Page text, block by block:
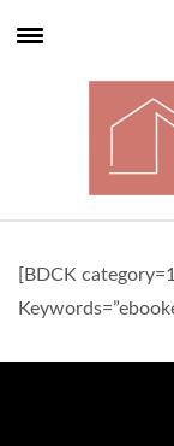
[BDCK category=1